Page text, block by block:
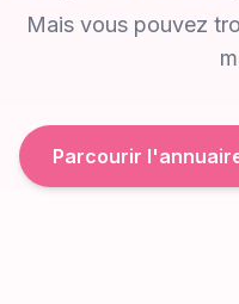
Mais vous pouvez
Parcourir